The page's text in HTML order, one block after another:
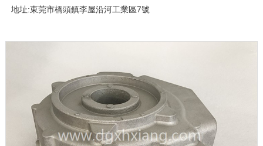
地址:東莞市橋頭鎮李屋沿河工業區7號